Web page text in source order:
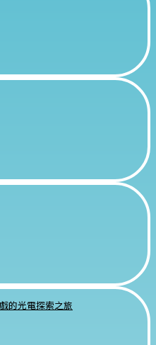
的光電探索之旅